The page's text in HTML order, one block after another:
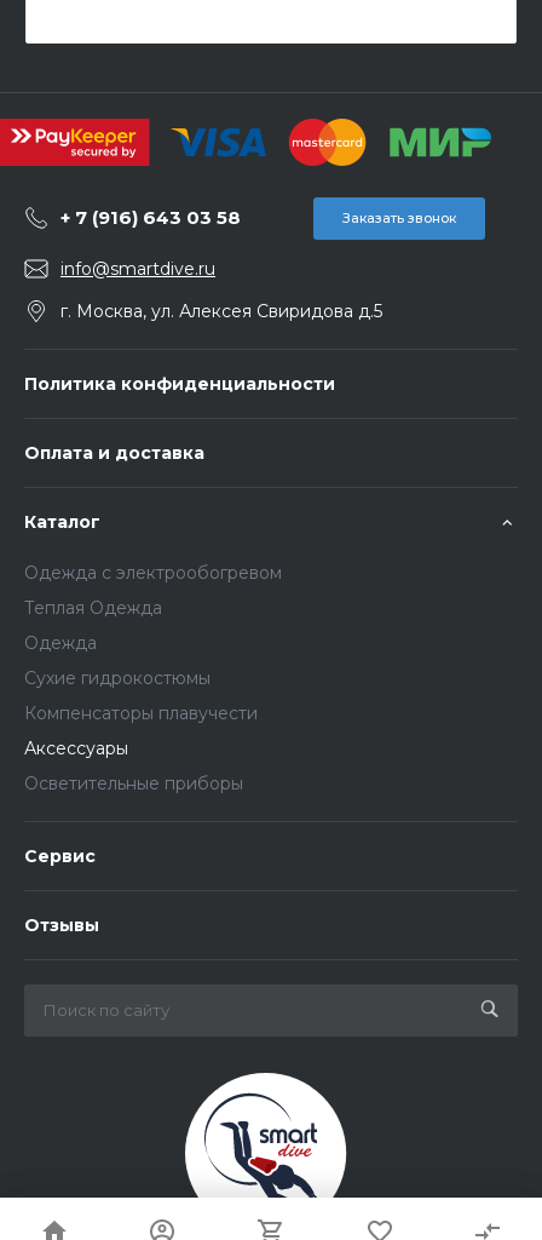
+ 7 (916) 643 03 58 Заказать звонок
info@smartdive.ru
г. Москва, ул. Алексея Свиридова д.5
Политика конфиденциальности
Оплата и доставка
Каталог
Одежда с электрообогревом
Теплая Одежда
Одежда
Сухие гидрокостюмы
Компенсаторы плавучести
Аксессуары
Осветительные приборы
Сервис
Отзывы